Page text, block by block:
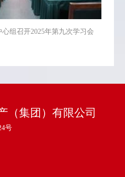
组召开2025年第九次学习会
（集团）有限公司
号